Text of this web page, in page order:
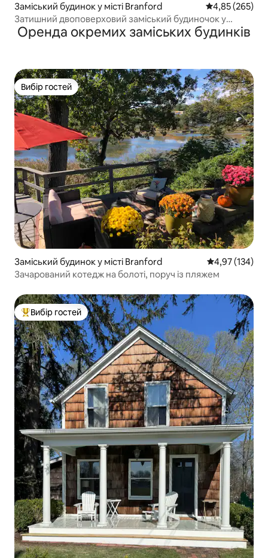
Заміський будинок у місті Branford Середня
4,85 (265)
Затишний двоповерховий заміський будиночок у
спільноті Шорт-Біч
Оренда окремих заміських будинків
Вибір гостей
Вибір гостей
Заміський будинок у місті Branford Середня
4,97 (134)
Зачарований котедж на болоті, поруч із пляжем
Топ вибір гостей
Вибір гостей